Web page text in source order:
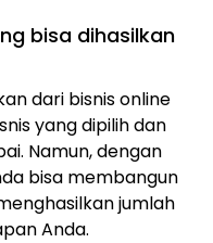
bisa dihasilkan
dari bisnis online
yang dipilih dan
Namun, dengan
bisa membangun
jumlah
Anda.